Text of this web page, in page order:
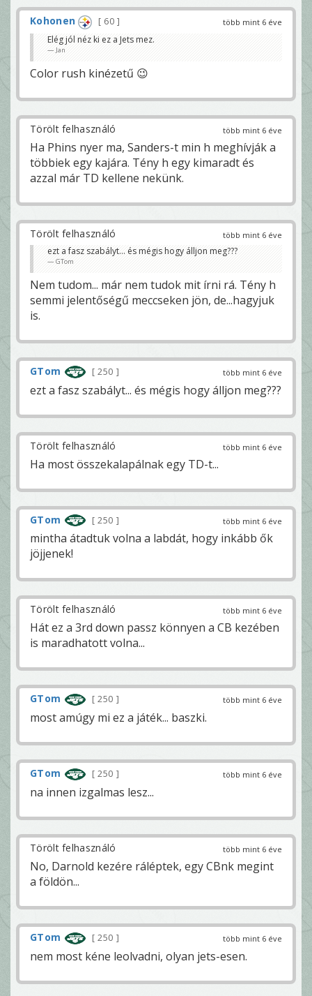
több mint 6 éve
Kohonen
60
Elég jól néz ki ez a Jets mez.
Jan
Color rush kinézetű 😉
több mint 6 éve
Törölt felhasználó
Ha Phins nyer ma, Sanders-t min h meghívják a
többiek egy kajára. Tény h egy kimaradt és
azzal már TD kellene nekünk.
több mint 6 éve
Törölt felhasználó
ezt a fasz szabályt... és mégis hogy álljon meg???
GTom
Nem tudom... már nem tudok mit írni rá. Tény h
semmi jelentőségű meccseken jön, de...hagyjuk
is.
több mint 6 éve
GTom 250
ezt a fasz szabályt... és mégis hogy álljon meg???
több mint 6 éve
Törölt felhasználó
Ha most összekalapálnak egy TD-t...
több mint 6 éve
GTom 250
mintha átadtuk volna a labdát, hogy inkább ők
jöjjenek!
több mint 6 éve
Törölt felhasználó
Hát ez a 3rd down passz könnyen a CB kezében
is maradhatott volna...
több mint 6 éve
GTom 250
most amúgy mi ez a játék... baszki.
több mint 6 éve
GTom 250
na innen izgalmas lesz...
több mint 6 éve
Törölt felhasználó
No, Darnold kezére ráléptek, egy CBnk megint
a földön...
több mint 6 éve
GTom 250
nem most kéne leolvadni, olyan jets-esen.